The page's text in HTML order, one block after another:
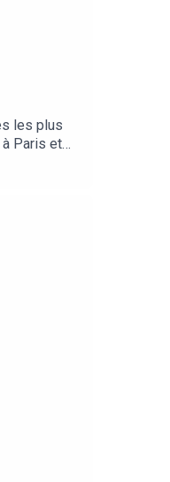
les plus
à Paris et